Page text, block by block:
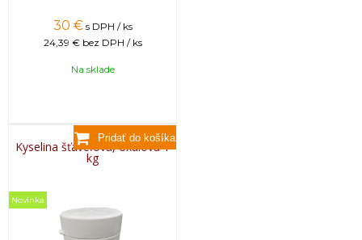
30 € s DPH / ks
24,39 € bez DPH / ks
Na sklade
Kyselina šťaveľová, oxálová 1
kg
Novinka